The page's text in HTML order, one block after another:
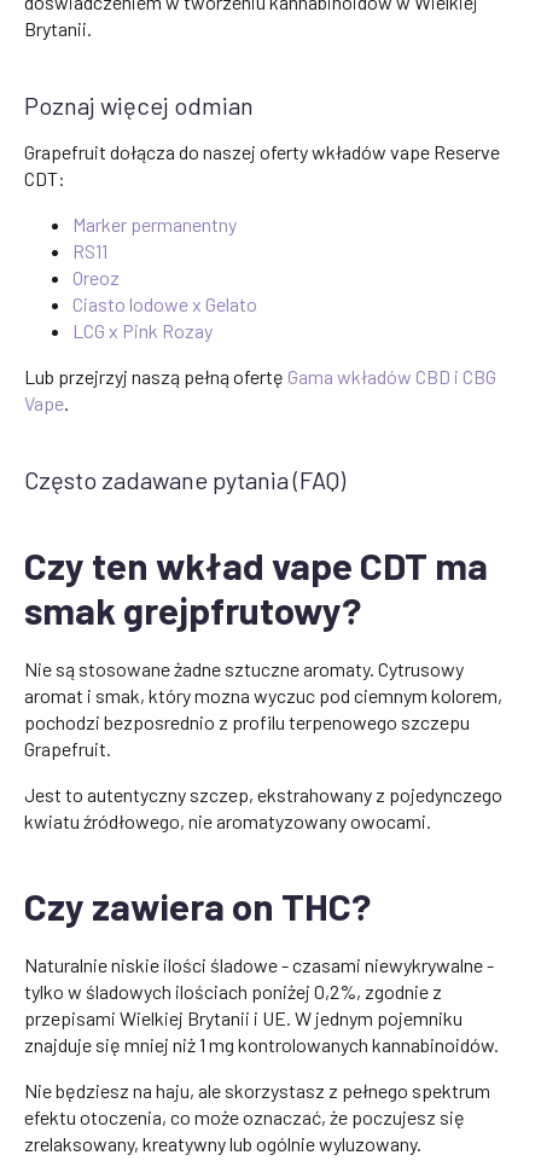
Brytanii.
Poznaj więcej odmian
Grapefruit dołącza do naszej oferty wkładów vape Reserve
CDT:
Marker permanentny
RS11
Oreoz
Ciasto lodowe x Gelato
LCG x Pink Rozay
Lub przejrzyj naszą pełną ofertę Gama wkładów CBD i CBG
Vape.
Często zadawane pytania (FAQ)
Czy ten wkład vape CDT ma
smak grejpfrutowy?
Nie są stosowane żadne sztuczne aromaty. Cytrusowy
aromat i smak, który mozna wyczuc pod ciemnym kolorem,
pochodzi bezposrednio z profilu terpenowego szczepu
Grapefruit.
Jest to autentyczny szczep, ekstrahowany z pojedynczego
kwiatu źródłowego, nie aromatyzowany owocami.
Czy zawiera on THC?
Naturalnie niskie ilości śladowe - czasami niewykrywalne -
tylko w śladowych ilościach poniżej 0,2%, zgodnie z
przepisami Wielkiej Brytanii i UE. W jednym pojemniku
znajduje się mniej niż 1 mg kontrolowanych kannabinoidów.
Nie będziesz na haju, ale skorzystasz z pełnego spektrum
efektu otoczenia, co może oznaczać, że poczujesz się
zrelaksowany, kreatywny lub ogólnie wyluzowany.